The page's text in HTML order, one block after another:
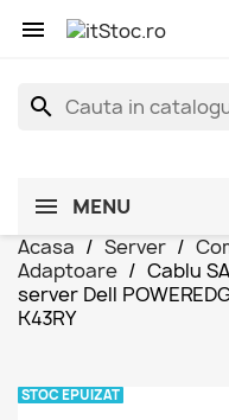

search
MENU
Acasa
Server
Adaptoare
Cablu
server Dell
K43RY
STOC EPUIZAT